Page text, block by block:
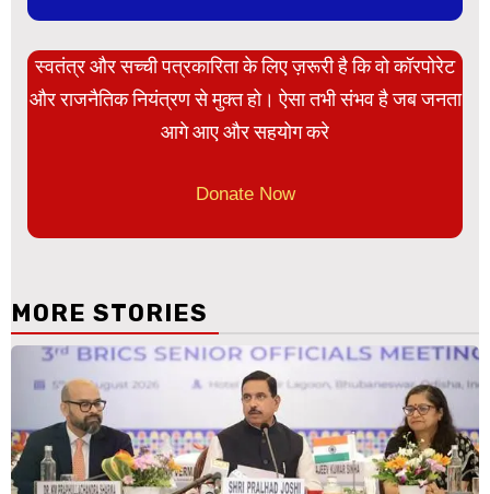
स्वतंत्र और सच्ची पत्रकारिता के लिए ज़रूरी है कि वो कॉरपोरेट
और राजनैतिक नियंत्रण से मुक्त हो। ऐसा तभी संभव है जब जनता
आगे आए और सहयोग करे
Donate Now
MORE STORIES